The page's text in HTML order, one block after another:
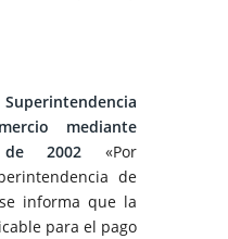
mediante
de 2002 «Por
de
informa que la
para el pago